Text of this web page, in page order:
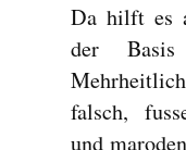
Da hilft es
der
falsch,
und